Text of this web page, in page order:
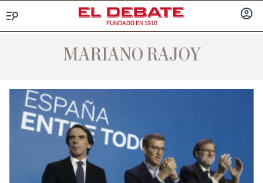
FUNDADO EN 1910
MARIANO RAJOY